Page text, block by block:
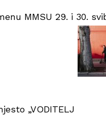
MMSU 29. i 30.
„VODITELJ